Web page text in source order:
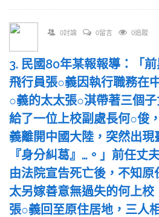
0討論 0留言 0追蹤
3. 民國80年某報報導：「
飛行員張○義因執行職務在
○義的太太張○淇帶著三個
給了一位上校副處長何○俊
義離開中國大陸，突然出
『身分糾葛』…。」前任丈
由法院宣告死亡後，不知
太另嫁善意無過失的何上
張○義回至原住居地，三人